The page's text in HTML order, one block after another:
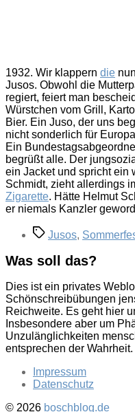
1932. Wir klappern die nun
Jusos. Obwohl die
regiert, feiert man
Würstchen vom Grill,
Bier. Ein Juso, der uns
nicht sonderlich für
Ein
begrüßt alle. Der
ein Jacket und spricht ein
Schmidt, zieht allerdings
Zigarette. Hätte Helmut
er niemals Kanzler
Schlagwörter
Jusos,
Was soll das?
Dies ist ein privates
Schönschreibübungen
Reichweite. Es geht hier
Insbesondere aber um
Unzulänglichkeiten
entsprechen der
Impressum
Datenschutz
© 2026 boschblog.de